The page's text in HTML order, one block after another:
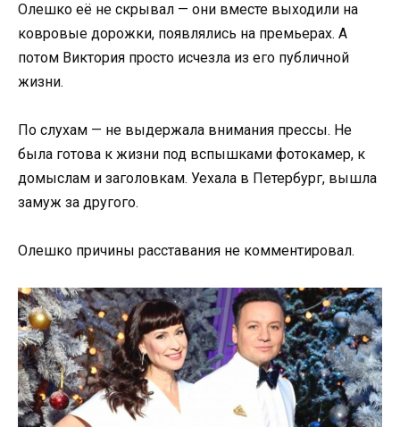
Олешко её не скрывал — они вместе выходили на
ковровые дорожки, появлялись на премьерах. А
потом Виктория просто исчезла из его публичной
жизни.
По слухам — не выдержала внимания прессы. Не
была готова к жизни под вспышками фотокамер, к
домыслам и заголовкам. Уехала в Петербург, вышла
замуж за другого.
Олешко причины расставания не комментировал.